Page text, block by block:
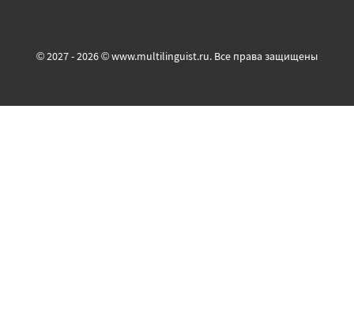
© 2027 - 2026 © www.multilinguist.ru. Все права защищены